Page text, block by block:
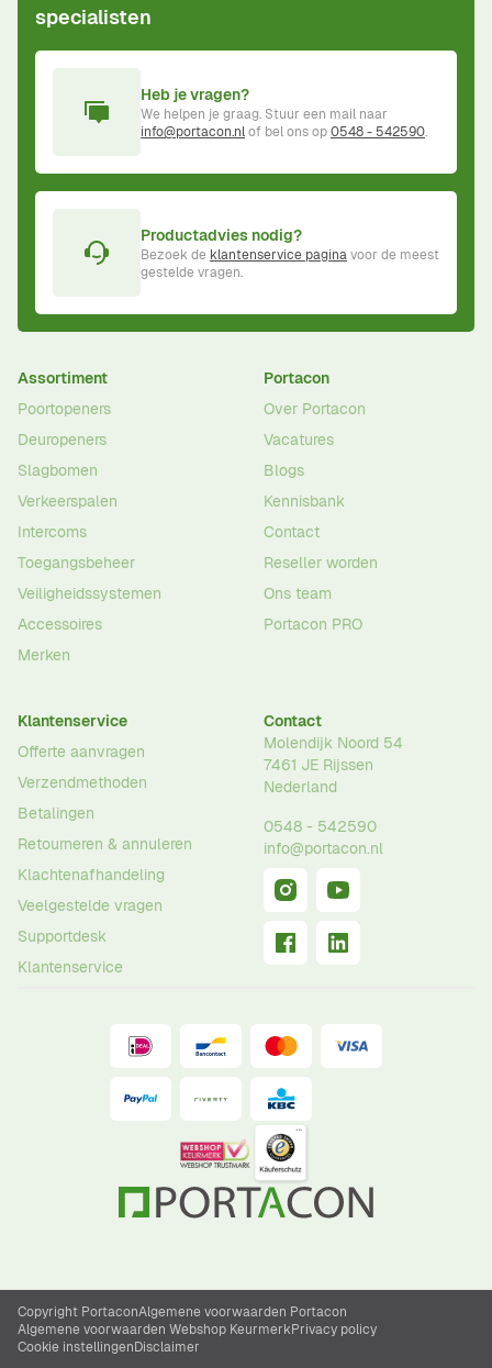
specialisten
Heb je vragen?
We helpen je graag. Stuur een mail naar
info@portacon.nlof bel ons op0548 - 542590.
Productadvies nodig?
Bezoek de klantenservice paginavoor de meest
gestelde vragen.
Assortiment
Poortopeners
Deuropeners
Slagbomen
Verkeerspalen
Intercoms
Toegangsbeheer
Veiligheidssystemen
Accessoires
Merken
Portacon
Over Portacon
Vacatures
Blogs
Kennisbank
Contact
Reseller worden
Ons team
Portacon PRO
Klantenservice
Offerte aanvragen
Verzendmethoden
Betalingen
Retourneren & annuleren
Klachtenafhandeling
Veelgestelde vragen
Supportdesk
Klantenservice
Contact
Molendijk Noord 54
7461 JE Rijssen
Nederland
0548 - 542590
info@portacon.nl
Copyright PortaconAlgemene voorwaarden Portacon
Algemene voorwaarden Webshop KeurmerkPrivacy policy
Cookie instellingenDisclaimer